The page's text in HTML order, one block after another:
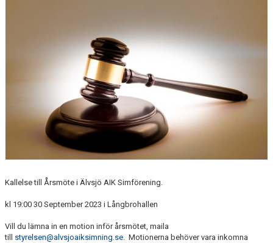
VANLIGA FRÅGOR
Kallelse till Årsmöte i Älvsjö AIK Simförening.
kl 19:00 30 September 2023 i Långbrohallen
Vill du lämna in en motion inför årsmötet, maila
till styrelsen@alvsjoaiksimning.se. Motionerna behöver vara inkomna